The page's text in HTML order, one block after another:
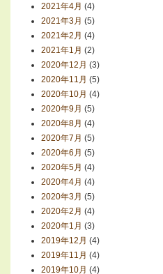
2021年4月 (4)
2021年3月 (5)
2021年2月 (4)
2021年1月 (2)
2020年12月 (3)
2020年11月 (5)
2020年10月 (4)
2020年9月 (5)
2020年8月 (4)
2020年7月 (5)
2020年6月 (5)
2020年5月 (4)
2020年4月 (4)
2020年3月 (5)
2020年2月 (4)
2020年1月 (3)
2019年12月 (4)
2019年11月 (4)
2019年10月 (4)